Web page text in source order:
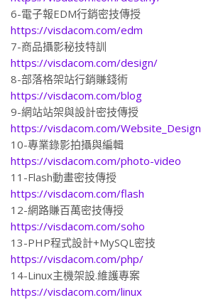
6-電子報EDM行銷密技傳授
https://visdacom.com/edm
7-商品攝影秘技特訓
https://visdacom.com/design/
8-部落格架站行銷賺錢術
https://visdacom.com/blog
9-網站站架與設計密技傳授
https://visdacom.com/Website_Design
10-專業錄影拍攝與編輯
https://visdacom.com/photo-video
11-Flash動畫密技傳授
https://visdacom.com/flash
12-網路賺百萬密技傳授
https://visdacom.com/soho
13-PHP程式設計+MySQL密技
https://visdacom.com/php/
14-Linux主機架設.維護專案
https://visdacom.com/linux